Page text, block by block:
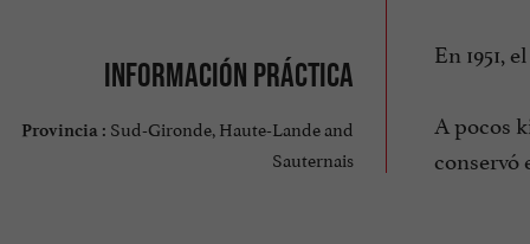
Información práctica
Provincia : Sud-Gironde, Haute-Lande and
Sauternais
En 1951,
A pocos
conservó